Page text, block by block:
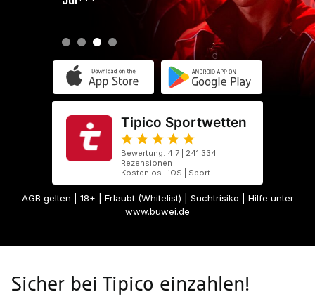
Tipico Sportwetten
Bewertung: 4.7 | 241.334
Rezensionen
Kostenlos | iOS | Sport
AGB gelten | 18+ | Erlaubt (Whitelist) | Suchtrisiko | Hilfe unter
www.buwei.de
Sicher bei Tipico einzahlen!